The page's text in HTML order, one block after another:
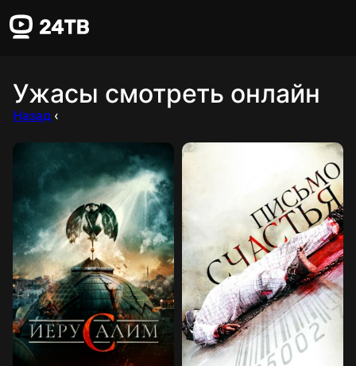
Ужасы смотреть онлайн
Назад ‹